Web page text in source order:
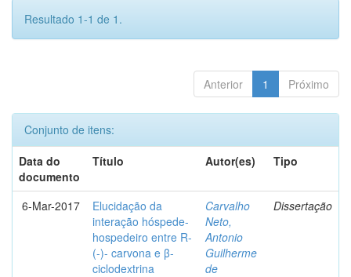
Resultado 1-1 de 1.
Anterior 1 Próximo
Conjunto de itens:
Data do
documento
Título Autor(es) Tipo
6-Mar-2017
Elucidação da
interação hóspede-
hospedeiro entre R-
(-)- carvona e β-
ciclodextrina
Carvalho
Neto,
Antonio
Guilherme
de
Dissertação